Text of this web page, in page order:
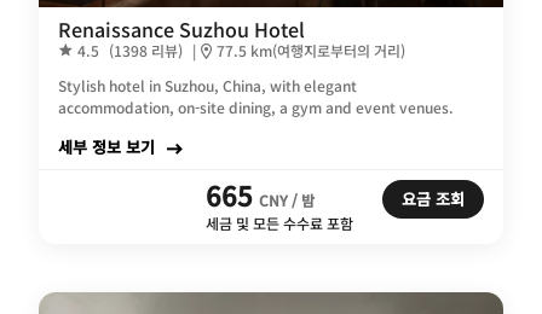
Renaissance Suzhou Hotel
4.5 (1398 리뷰) |
77.5 km(여행지로부터의 거리)
Stylish hotel in Suzhou, China, with elegant
accommodation, on-site dining, a gym and event venues.
세부 정보 보기
665 CNY / 밤
세금 및 모든 수수료 포함
요금 조회